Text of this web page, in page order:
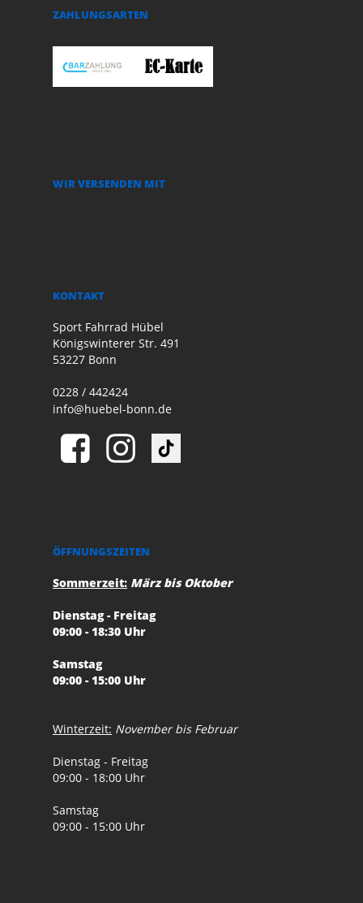
ZAHLUNGSARTEN
WIR VERSENDEN MIT
KONTAKT
Sport Fahrrad Hübel
Königswinterer Str. 491
53227 Bonn
0228 / 442424
info@huebel-bonn.de
ÖFFNUNGSZEITEN
Sommerzeit: März bis Oktober
Dienstag - Freitag
09:00 - 18:30 Uhr
Samstag
09:00 - 15:00 Uhr
Winterzeit: November bis Februar
Dienstag - Freitag
09:00 - 18:00 Uhr
Samstag
09:00 - 15:00 Uhr